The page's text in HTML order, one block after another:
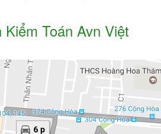
Kiểm Toán Avn Việt